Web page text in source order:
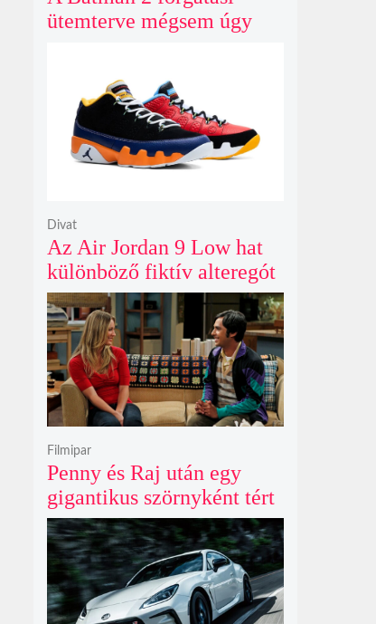
ütemterve mégsem úgy
Az Air Jordan 9 Low hat
különböző fiktív alteregót
gyúr egyetlen őrült
dizájnba
Divat
Penny és Raj után egy
gigantikus szörnyként tért
vissza valaki az
Agymenők legújabb spin-
offjában
Filmipar